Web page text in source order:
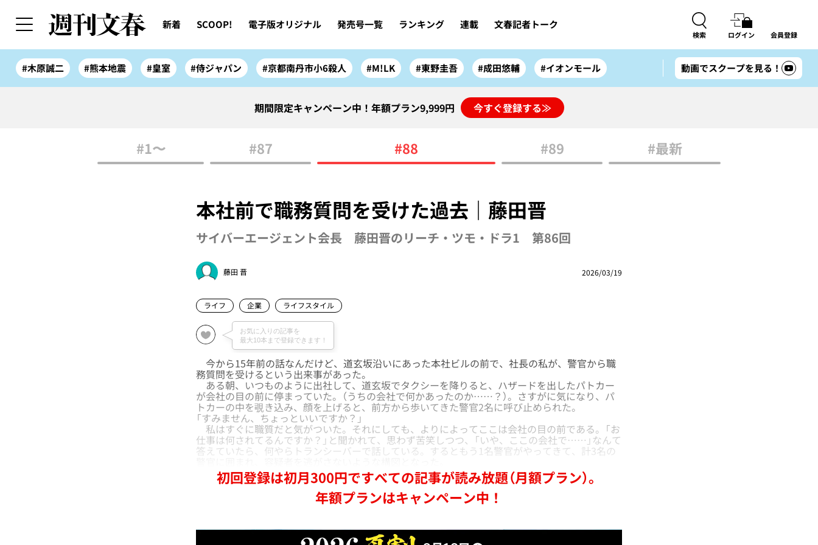
新着 SCOOP! 電子版オリジナル 発売号一覧 ランキング 連載 文春記者トーク
検索 ログイン 会員登録
#木原誠二 #熊本地震 #皇室 #侍ジャパン #京都南丹市小6殺人 #M!LK #東野圭吾 #成田悠輔 #イオンモール 動画でスクープを見る！
期間限定キャンペーン中！年額プラン9,999円 今すぐ登録する≫
#1〜 #87 #88 #89 #最新
本社前で職務質問を受けた過去｜藤田晋
サイバーエージェント会長 藤田晋のリーチ・ツモ・ドラ1 第86回
藤田 晋 2026/03/19
ライフ 企業 ライフスタイル
今から15年前の話なんだけど、道玄坂沿いにあった本社ビルの前で、社長の私が、警官から職
務質問を受けるという出来事があった。
ある朝、いつものように出社して、道玄坂でタクシーを降りると、ハザードを出したパトカー
が会社の目の前に停まっていた。（うちの会社で何かあったのか……？）。さすがに気になり、パ
トカーの中を覗き込み、顔を上げると、前方から歩いてきた警官2名に呼び止められた。
「すみません、ちょっといいですか？」
私はすぐに職質だと気がついた。それにしても、よりによってここは会社の目の前である。「お
仕事は何されてるんですか？」と聞かれて、思わず苦笑しつつ、「いや、ここの会社で……」なんて
答えていたら、何やらトランシーバーで話している。するともう1名警官がやってきて、計3名の
初回登録は初月300円ですべての記事が読み放題（月額プラン）。
年額プランはキャンペーン中！